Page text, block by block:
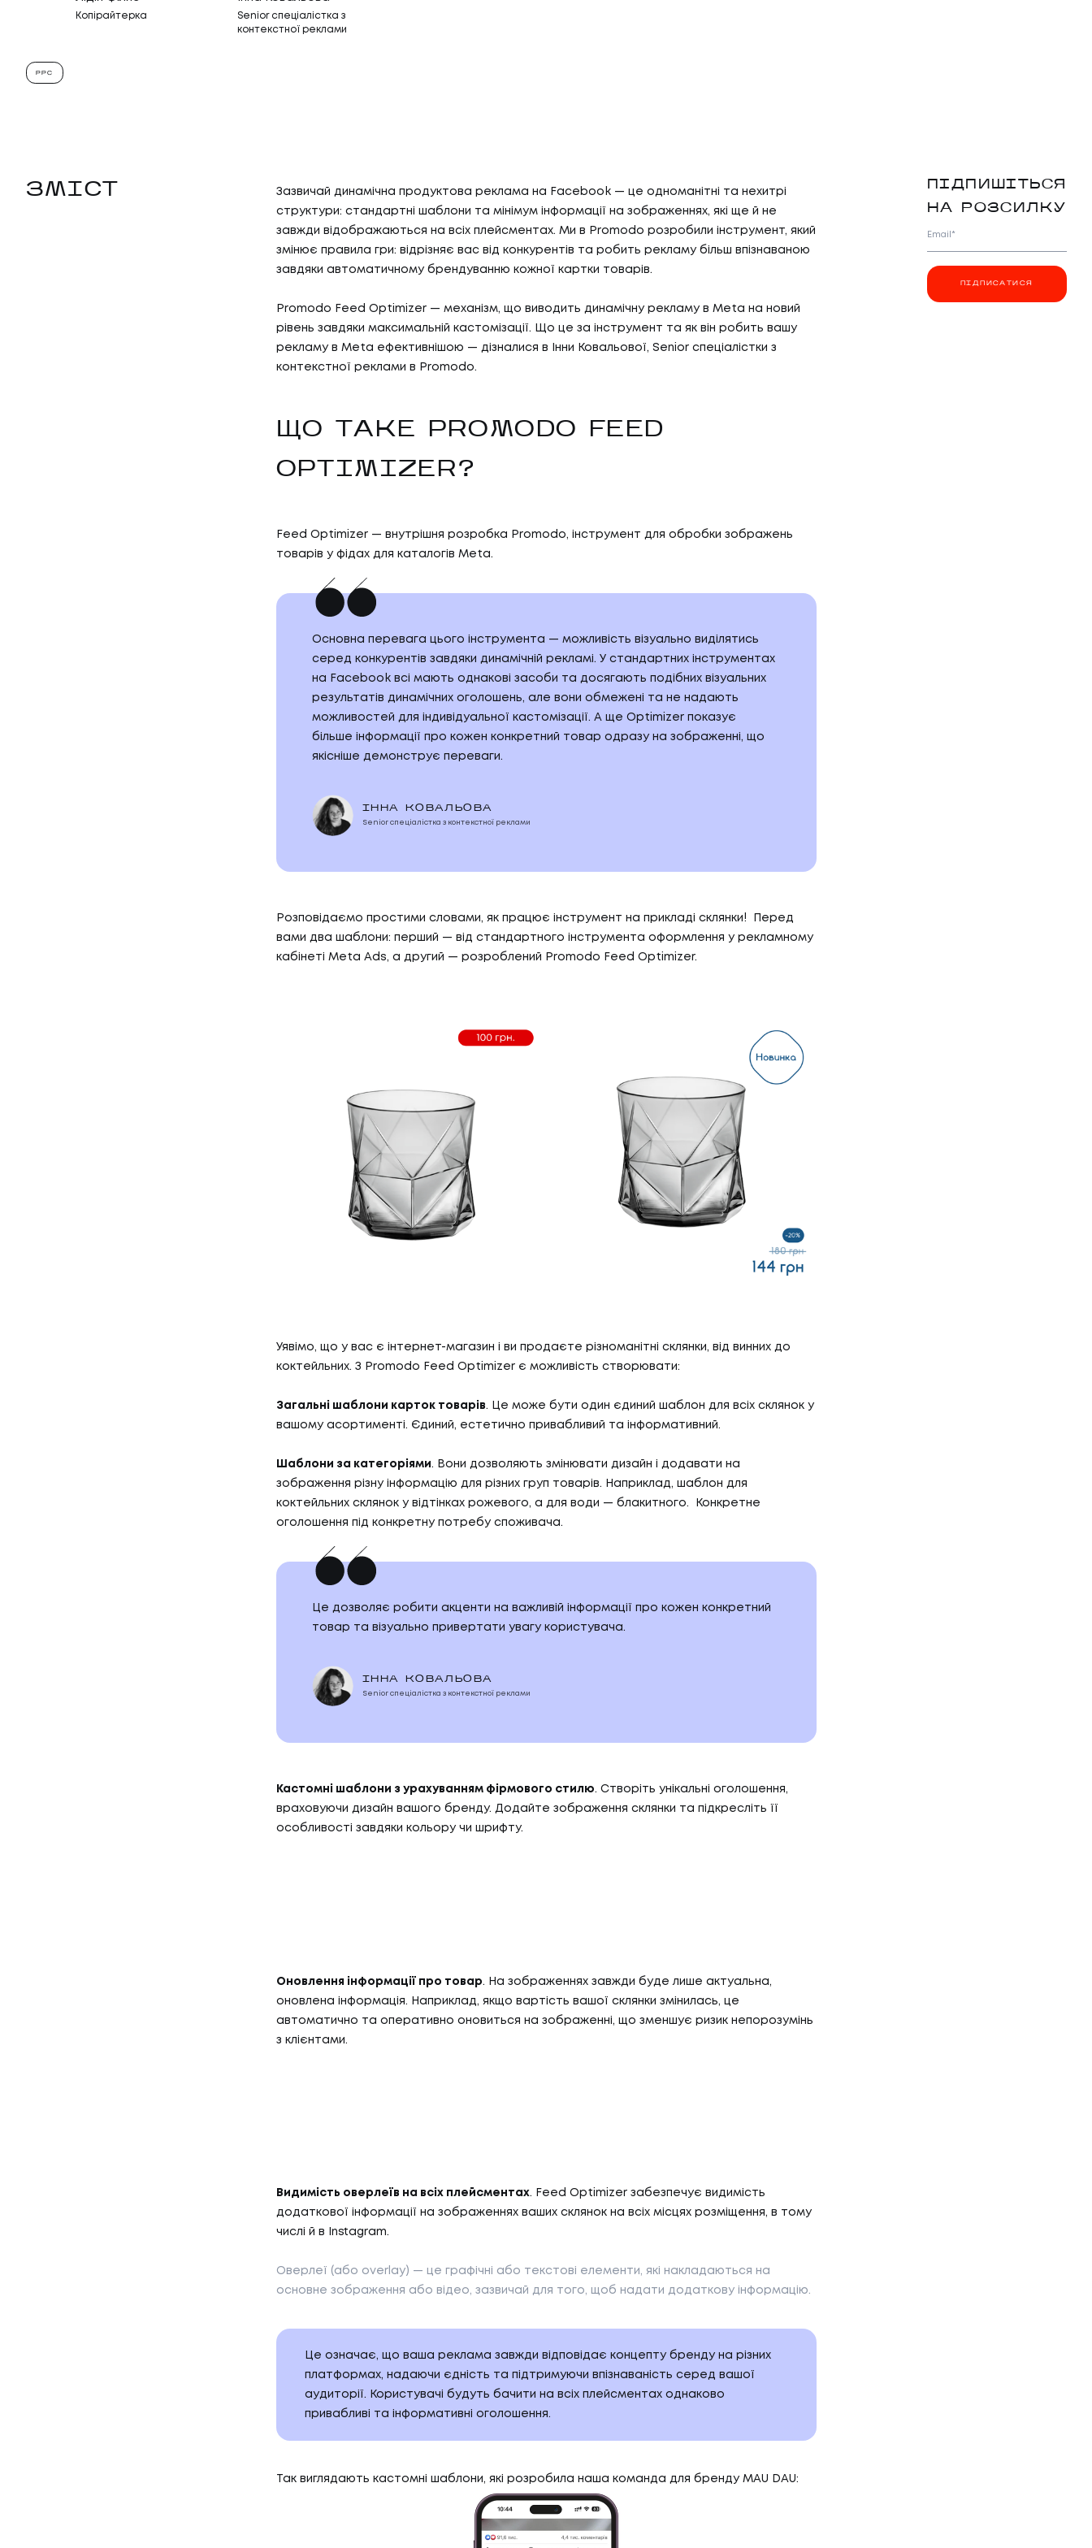
Копірайтерка
Senior спеціалістка з
контекстної реклами
PPC
ЗМІСТ
Зазвичай динамічна продуктова реклама на Facebook — це одноманітні та нехитрі
структури: стандартні шаблони та мінімум інформації на зображеннях, які ще й не
завжди відображаються на всіх плейсментах. Ми в Promodo розробили інструмент, який
змінює правила гри: відрізняє вас від конкурентів та робить рекламу більш впізнаваною
завдяки автоматичному брендуванню кожної картки товарів.
Promodo Feed Optimizer — механізм, що виводить динамічну рекламу в Meta на новий
рівень завдяки максимальній кастомізації. Що це за інструмент та як він робить вашу
рекламу в Meta ефективнішою — дізналися в Інни Ковальової, Senior спеціалістки з
контекстної реклами в Promodo.
ЩО ТАКЕ PROMODO FEED
OPTIMIZER?
Feed Optimizer — внутрішня розробка Promodo, інструмент для обробки зображень
товарів у фідах для каталогів Meta.
Основна перевага цього інструмента — можливість візуально виділятись
серед конкурентів завдяки динамічній рекламі. У стандартних інструментах
на Facebook всі мають однакові засоби та досягають подібних візуальних
результатів динамічних оголошень, але вони обмежені та не надають
можливостей для індивідуальної кастомізації. А ще Optimizer показує
більше інформації про кожен конкретний товар одразу на зображенні, що
якісніше демонструє переваги.
ІННА КОВАЛЬОВА
Senior спеціалістка з контекстної реклами
Розповідаємо простими словами, як працює інструмент на прикладі склянки! Перед
вами два шаблони: перший — від стандартного інструмента оформлення у рекламному
кабінеті Meta Ads, а другий — розроблений Promodo Feed Optimizer.
Уявімо, що у вас є інтернет-магазин і ви продаєте різноманітні склянки, від винних до
коктейльних. З Promodo Feed Optimizer є можливість створювати:
Загальні шаблони карток товарів. Це може бути один єдиний шаблон для всіх склянок у
вашому асортименті. Єдиний, естетично привабливий та інформативний.
Шаблони за категоріями. Вони дозволяють змінювати дизайн і додавати на
зображення різну інформацію для різних груп товарів. Наприклад, шаблон для
коктейльних склянок у відтінках рожевого, а для води — блакитного. Конкретне
оголошення під конкретну потребу споживача.
Це дозволяє робити акценти на важливій інформації про кожен конкретний
товар та візуально привертати увагу користувача.
ІННА КОВАЛЬОВА
Senior спеціалістка з контекстної реклами
Кастомні шаблони з урахуванням фірмового стилю. Створіть унікальні оголошення,
враховуючи дизайн вашого бренду. Додайте зображення склянки та підкресліть її
особливості завдяки кольору чи шрифту.
Оновлення інформації про товар. На зображеннях завжди буде лише актуальна,
оновлена інформація. Наприклад, якщо вартість вашої склянки змінилась, це
автоматично та оперативно оновиться на зображенні, що зменшує ризик непорозумінь
з клієнтами.
Видимість оверлеїв на всіх плейсментах. Feed Optimizer забезпечує видимість
додаткової інформації на зображеннях ваших склянок на всіх місцях розміщення, в тому
числі й в Instagram.
Оверлеї (або overlay) — це графічні або текстові елементи, які накладаються на
основне зображення або відео, зазвичай для того, щоб надати додаткову інформацію.
Це означає, що ваша реклама завжди відповідає концепту бренду на різних
платформах, надаючи єдність та підтримуючи впізнаваність серед вашої
аудиторії. Користувачі будуть бачити на всіх плейсментах однаково
привабливі та інформативні оголошення.
Так виглядають кастомні шаблони, які розробила наша команда для бренду MAU DAU:
ПІДПИШІТЬСЯ
НА РОЗСИЛКУ
Email*
ПІДПИСАТИСЯ
ПОСЛУГИ
КАР'ЄРА
КЕЙСИ
КЕЙСИ
БЛОГ
БЛОГ
КЛІЄНТИ
КЛІЄНТИ
КОНТАКТИ
КОНТАКТИ
ПРО НАС
ПРО НАС